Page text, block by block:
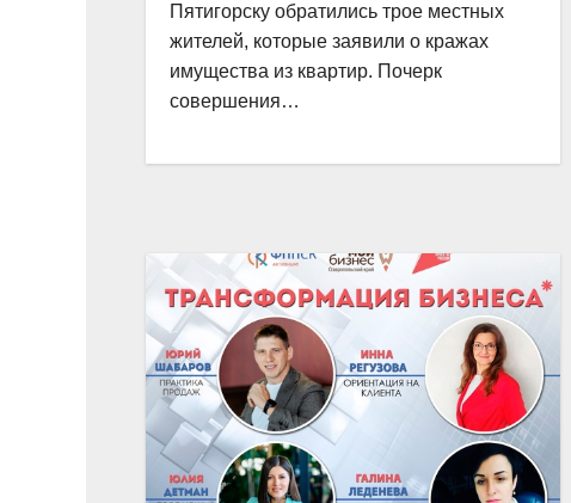
Пятигорску обратились трое местных
жителей, которые заявили о кражах
имущества из квартир. Почерк
совершения…